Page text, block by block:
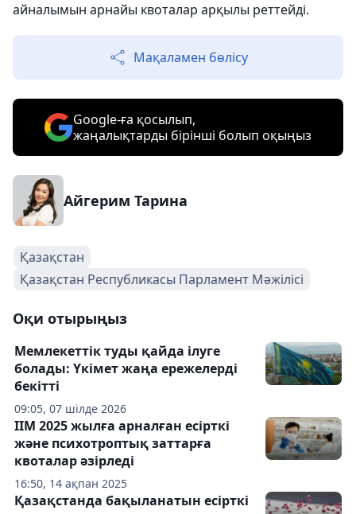
айналымын арнайы квоталар арқылы реттейді.
Мақаламен бөлісу
Google-ға қосылып,
жаңалықтарды бірінші болып оқыңыз
Айгерим Тарина
Қазақстан
Қазақстан Республикасы Парламент Мәжілісі
Оқи отырыңыз
09:05, 07 шілде 2026
Мемлекеттік туды қайда ілуге
болады: Үкімет жаңа ережелерді
бекітті
16:50, 14 ақпан 2025
ІІМ 2025 жылға арналған есірткі
және психотроптық заттарға
квоталар әзірледі
Қазақстанда бақыланатын есірткі